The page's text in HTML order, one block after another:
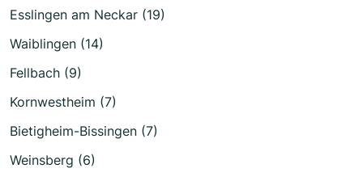
Esslingen am Neckar (19)
Waiblingen (14)
Fellbach (9)
Kornwestheim (7)
Bietigheim-Bissingen (7)
Weinsberg (6)